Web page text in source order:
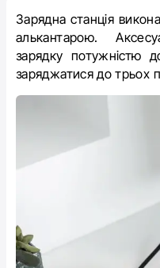
Зарядна станція
алькантарою.
зарядку потужністю
заряджатися до трьох